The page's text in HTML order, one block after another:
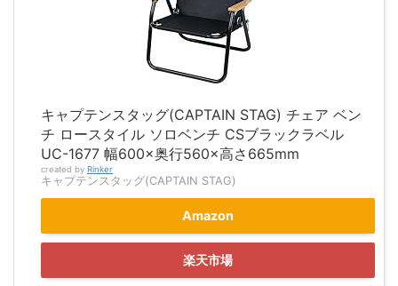
キャプテンスタッグ(CAPTAIN STAG) チェア ベン
チ ロースタイル ソロベンチ CSブラックラベル
UC-1677 幅600×奥行560×高さ665mm
created by Rinker
キャプテンスタッグ(CAPTAIN STAG)
Amazon
楽天市場